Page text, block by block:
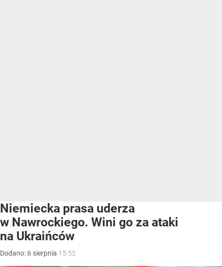
Niemiecka prasa uderza
w Nawrockiego. Wini go za ataki
na Ukraińców
Dodano: 6 sierpnia 15:52